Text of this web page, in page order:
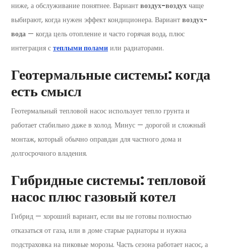
ниже, а обслуживание понятнее. Вариант воздух-воздух чаще
выбирают, когда нужен эффект кондиционера. Вариант воздух-
вода — когда цель отопление и часто горячая вода, плюс
интеграция с теплыми полами или радиаторами.
Геотермальные системы: когда
есть смысл
Геотермальный тепловой насос использует тепло грунта и
работает стабильно даже в холод. Минус — дорогой и сложный
монтаж, который обычно оправдан для частного дома и
долгосрочного владения.
Гибридные системы: тепловой
насос плюс газовый котел
Гибрид — хороший вариант, если вы не готовы полностью
отказаться от газа, или в доме старые радиаторы и нужна
подстраховка на пиковые морозы. Часть сезона работает насос, а